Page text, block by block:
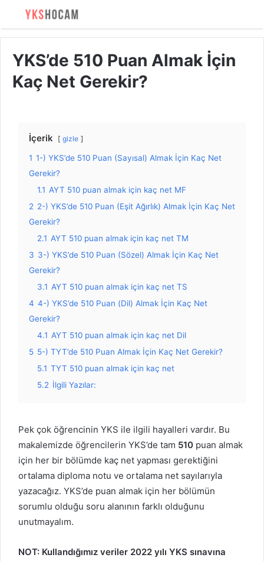
YKS’de 510 Puan Almak İçin
Kaç Net Gerekir?
İçerik gizle
1 1-) YKS’de 510 Puan (Sayısal) Almak İçin Kaç Net
Gerekir?
1.1 AYT 510 puan almak için kaç net MF
2 2-) YKS’de 510 Puan (Eşit Ağırlık) Almak İçin Kaç Net
Gerekir?
2.1 AYT 510 puan almak için kaç net TM
3 3-) YKS’de 510 Puan (Sözel) Almak İçin Kaç Net
Gerekir?
3.1 AYT 510 puan almak için kaç net TS
4 4-) YKS’de 510 Puan (Dil) Almak İçin Kaç Net
Gerekir?
4.1 AYT 510 puan almak için kaç net Dil
5 5-) TYT’de 510 Puan Almak İçin Kaç Net Gerekir?
5.1 TYT 510 puan almak için kaç net
5.2 İlgili Yazılar:
Pek çok öğrencinin YKS ile ilgili hayalleri vardır. Bu
makalemizde öğrencilerin YKS’de tam 510 puan almak
için her bir bölümde kaç net yapması gerektiğini
ortalama diploma notu ve ortalama net sayılarıyla
yazacağız. YKS’de puan almak için her bölümün
sorumlu olduğu soru alanının farklı olduğunu
unutmayalım.
NOT: Kullandığımız veriler 2022 yılı YKS sınavına